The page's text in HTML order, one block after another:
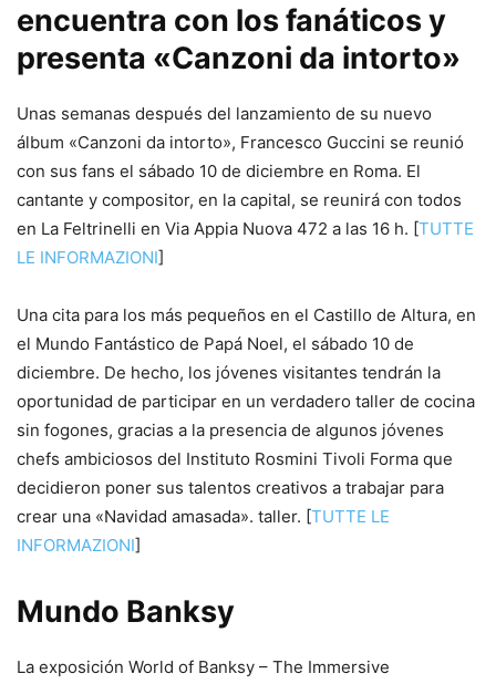
encuentra con los fanáticos y
presenta «Canzoni da intorto»
Unas semanas después del lanzamiento de su nuevo
álbum «Canzoni da intorto», Francesco Guccini se reunió
con sus fans el sábado 10 de diciembre en Roma. El
cantante y compositor, en la capital, se reunirá con todos
en La Feltrinelli en Via Appia Nuova 472 a las 16 h. [TUTTE
LE INFORMAZIONI]
Una cita para los más pequeños en el Castillo de Altura, en
el Mundo Fantástico de Papá Noel, el sábado 10 de
diciembre. De hecho, los jóvenes visitantes tendrán la
oportunidad de participar en un verdadero taller de cocina
sin fogones, gracias a la presencia de algunos jóvenes
chefs ambiciosos del Instituto Rosmini Tivoli Forma que
decidieron poner sus talentos creativos a trabajar para
crear una «Navidad amasada». taller. [TUTTE LE
INFORMAZIONI]
Mundo Banksy
La exposición World of Banksy – The Immersive